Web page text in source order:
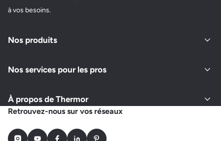
à vos besoins.
Nos produits
Nos services pour les pros
À propos de Thermor
Retrouvez-nous sur vos réseaux